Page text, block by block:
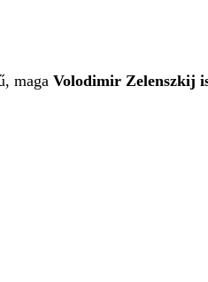
maga Volodimir Zelenszkij